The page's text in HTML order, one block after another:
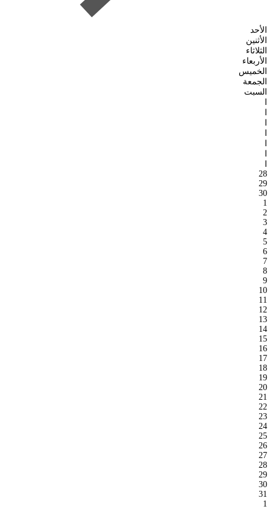
الأحد
الأثنين
الثلاثاء
الأربعاء
الخميس
الجمعة
السبت
ا
ا
ا
ا
ا
ا
ا
28
29
30
1
2
3
4
5
6
7
8
9
10
11
12
13
14
15
16
17
18
19
20
21
22
23
24
25
26
27
28
29
30
31
1